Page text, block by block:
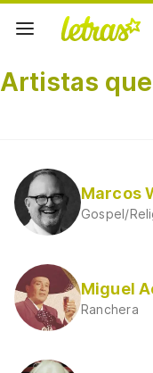
Artistas
Marcos
Gospel/
Miguel
Ranchera